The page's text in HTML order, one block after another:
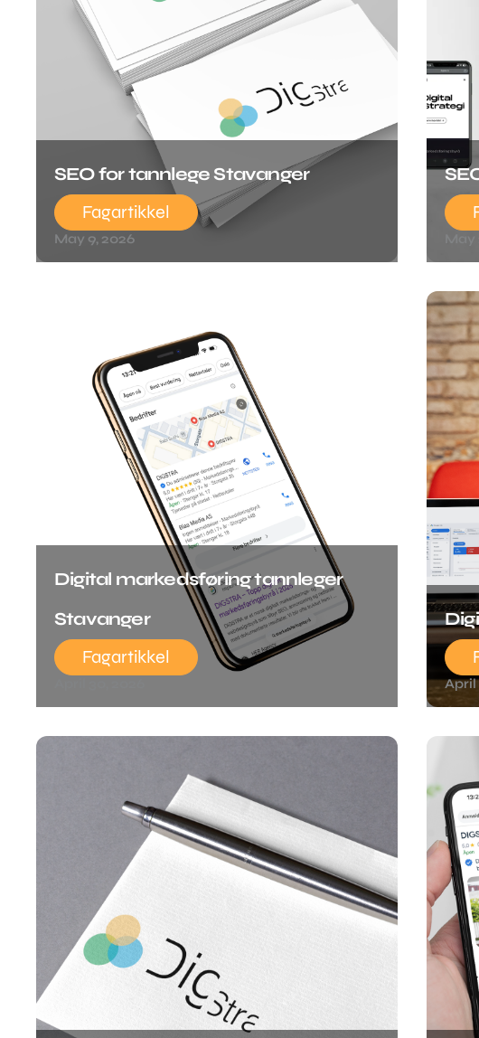
SEO for tannlege Stavanger
Fagartikkel
May 9, 2026
Digital markedsføring tannleger
Stavanger
Fagartikkel
April